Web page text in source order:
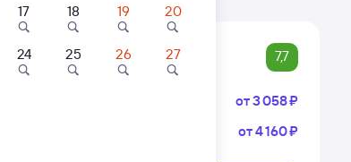
пассажира
7,7
от3 ⁠058 ⁠₽
от4 ⁠160 ⁠₽
17 18 19 20
24 25 26 27